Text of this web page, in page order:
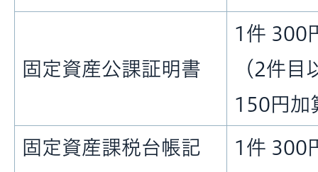
固定資産公課証明書
1件 300
（2件目
150円加
固定資産課税台帳記
1件 300